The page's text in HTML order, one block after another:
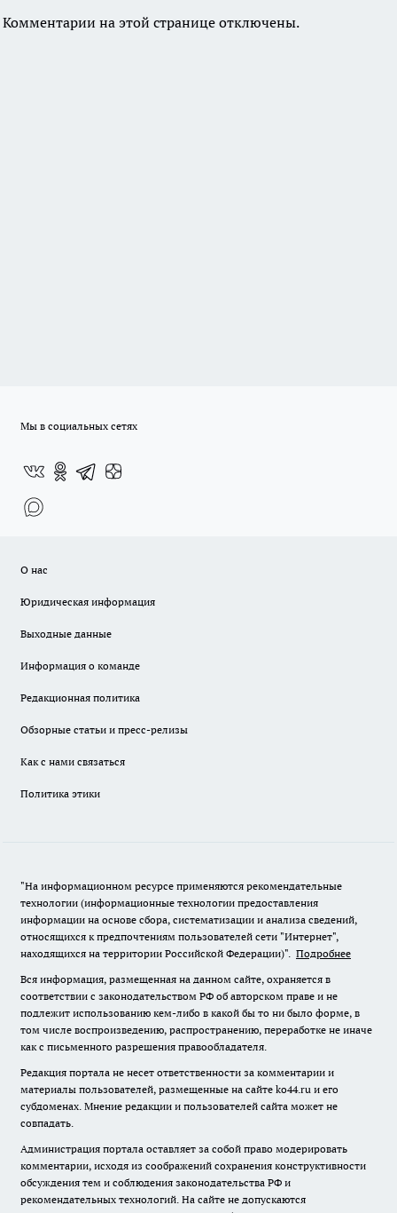
Комментарии на этой странице отключены.
Мы в социальных сетях
О нас
Юридическая информация
Выходные данные
Информация о команде
Редакционная политика
Обзорные статьи и пресс-релизы
Как с нами связаться
Политика этики
"На информационном ресурсе применяются рекомендательные
технологии (информационные технологии предоставления
информации на основе сбора, систематизации и анализа сведений,
относящихся к предпочтениям пользователей сети "Интернет",
находящихся на территории Российской Федерации)". Подробнее
Вся информация, размещенная на данном сайте, охраняется в
соответствии с законодательством РФ об авторском праве и не
подлежит использованию кем-либо в какой бы то ни было форме, в
том числе воспроизведению, распространению, переработке не иначе
как с письменного разрешения правообладателя.
Редакция портала не несет ответственности за комментарии и
материалы пользователей, размещенные на сайте ko44.ru и его
субдоменах. Мнение редакции и пользователей сайта может не
совпадать.
Администрация портала оставляет за собой право модерировать
комментарии, исходя из соображений сохранения конструктивности
обсуждения тем и соблюдения законодательства РФ и
рекомендательных технологий. На сайте не допускаются